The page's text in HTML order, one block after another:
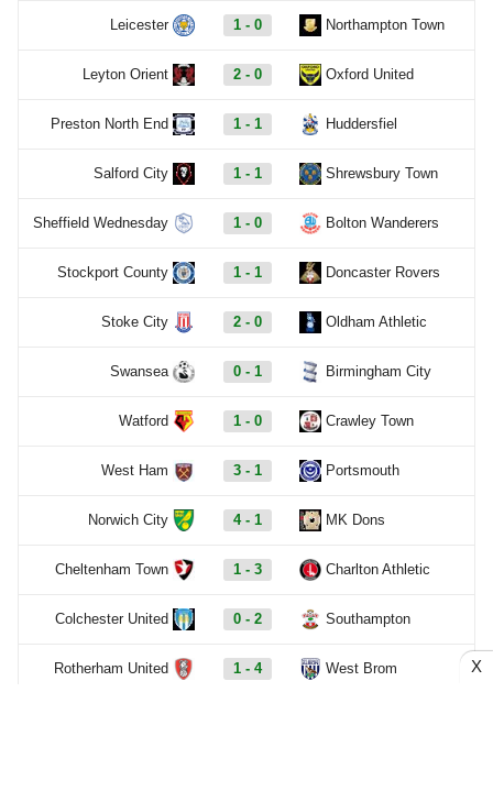
Leicester 1 - 0 Northampton Town
Leyton Orient 2 - 0 Oxford United
Preston North End 1 - 1 Huddersfiel
Salford City 1 - 1 Shrewsbury Town
Sheffield Wednesday 1 - 0 Bolton Wanderers
Stockport County 1 - 1 Doncaster Rovers
Stoke City 2 - 0 Oldham Athletic
Swansea 0 - 1 Birmingham City
Watford 1 - 0 Crawley Town
West Ham 3 - 1 Portsmouth
Norwich City 4 - 1 MK Dons
Cheltenham Town 1 - 3 Charlton Athletic
Colchester United 0 - 2 Southampton
Rotherham United 1 - 4 West Brom X